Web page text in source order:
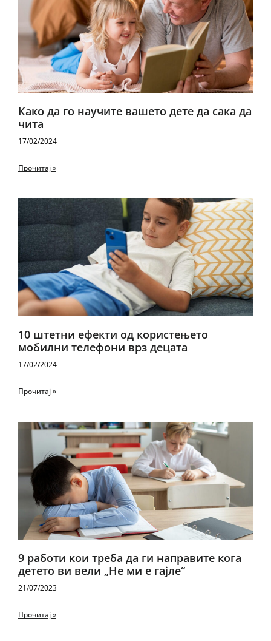
Како да го научите вашето дете да сака да
чита
17/02/2024
Прочитај »
10 штетни ефекти од користењето
мобилни телефони врз децата
17/02/2024
Прочитај »
9 работи кои треба да ги направите кога
детето ви вели „Не ми е гајле“
21/07/2023
Прочитај »